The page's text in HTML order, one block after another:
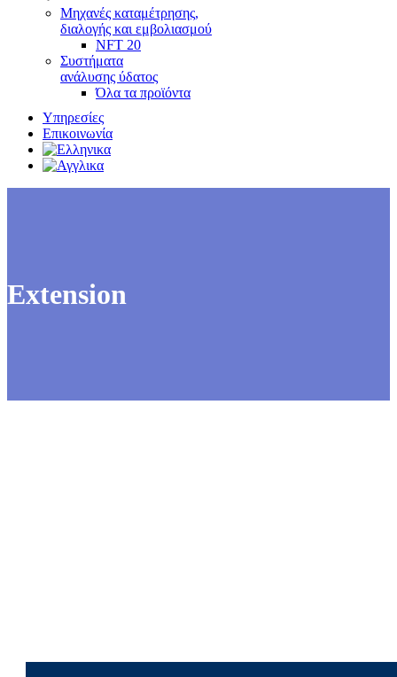
Μηχανές καταμέτρησης,
διαλογής και εμβολιασμού
NFT 20
Συστήματα
ανάλυσης ύδατος
Όλα τα προϊόντα
Υπηρεσίες
Επικοινωνία
Extension